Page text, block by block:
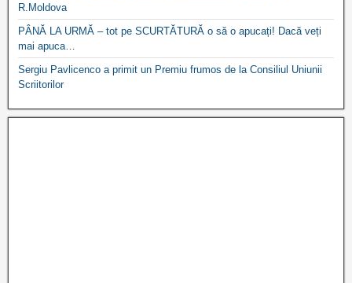
R.Moldova
PÂNĂ LA URMĂ – tot pe SCURTĂTURĂ o să o apucați! Dacă veți
mai apuca…
Sergiu Pavlicenco a primit un Premiu frumos de la Consiliul Uniunii
Scriitorilor